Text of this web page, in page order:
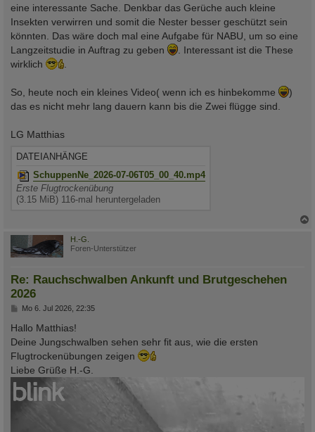
eine interessante Sache. Denkbar das Gerüche auch kleine
Insekten verwirren und somit die Nester besser geschützt sein
könnten. Das wäre doch mal eine Aufgabe für NABU, um so eine
Langzeitstudie in Auftrag zu geben
. Interessant ist die These
wirklich
So, heute noch ein kleines Video( wenn ich es hinbekomme
)
das es nicht mehr lang dauern kann bis die Zwei flügge sind.
LG Matthias
DATEIANHÄNGE
SchuppenNe_2026-07-06T05_00_40.mp4
Erste Flugtrockenübung
(3.15 MiB) 116-mal heruntergeladen
H.-G.
Foren-Unterstützer
Re: Rauchschwalben Ankunft und Brutgeschehen
2026
B
i
r
a
g
Mo 6. Jul 2026, 22:35
Hallo Matthias!
Deine Jungschwalben sehen sehr fit aus, wie die ersten
Flugtrockenübungen zeigen
Liebe Grüße H.-G.